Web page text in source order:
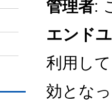
管理者:
エンド
利用し
効とな